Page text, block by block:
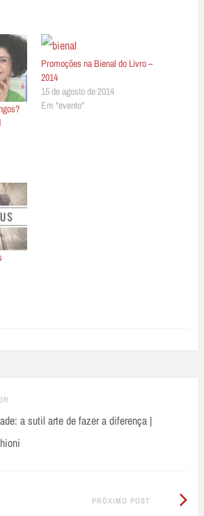
Promoções na Bienal do Livro –
2014
15 de agosto de 2014
Em "evento"
Anterior:
a sutil arte de fazer a diferença |
PRÓXIMO POST
Próximo